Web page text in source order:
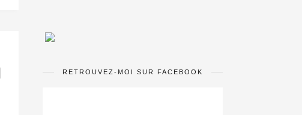
RETROUVEZ-MOI SUR FACEBOOK